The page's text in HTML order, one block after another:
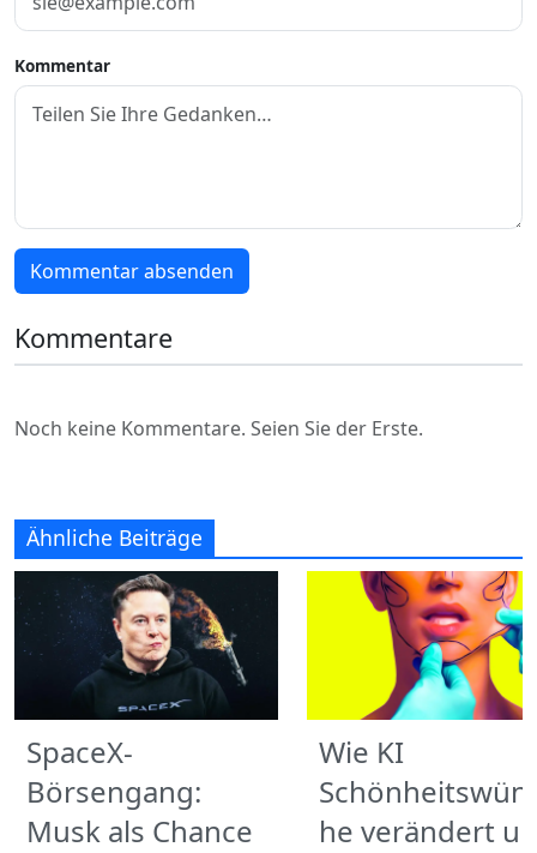
Kommentar
Kommentar absenden
Kommentare
Noch keine Kommentare. Seien Sie der Erste.
Ähnliche Beiträge
SpaceX-
Börsengang:
Musk als Chance
Wie KI
he verändert